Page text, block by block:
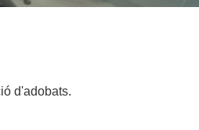
d'adobats.